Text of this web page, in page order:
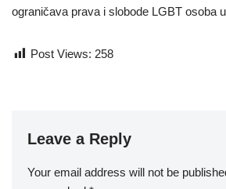
ograničava prava i slobode LGBT osoba
Post Views: 258
Leave a Reply
Your email address will not be